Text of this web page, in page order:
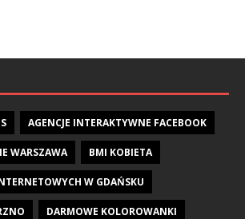
AGENCJE INTERAKTYWNE FACEBOOK
WARSZAWA BMI KOBIETA
W GDAŃSKU
DARMOWE KOLOROWANKI